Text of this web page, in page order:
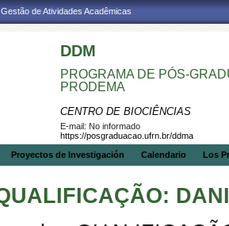
de Atividades Acadêmicas
DDM
PROGRAMA DE PÓS-
PRODEMA
CENTRO DE BIOCIÊNCIAS
E-mail: No informado
https://posgraduacao.ufrn.br/ddma
Proyectos de Investigación Calendario Los